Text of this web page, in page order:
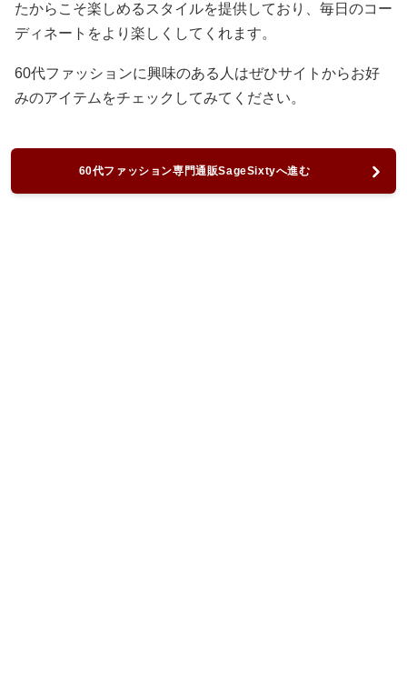
たからこそ楽しめるスタイルを提供しており、毎日のコー
ディネートをより楽しくしてくれます。
60代ファッションに興味のある人はぜひサイトからお好
みのアイテムをチェックしてみてください。
60代ファッション専門通販SageSixtyへ進む